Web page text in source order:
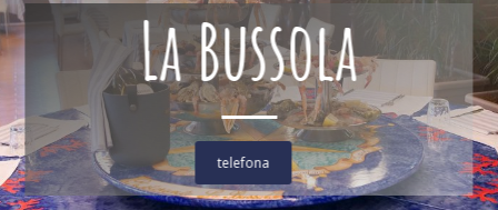
La Bussola
telefona